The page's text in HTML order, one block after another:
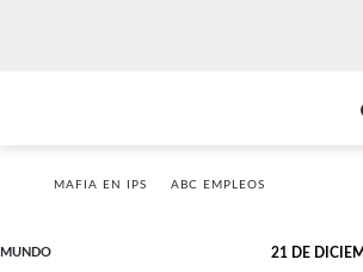
MAFIA EN IPS ABC EMPLEOS
MUNDO 21 DE